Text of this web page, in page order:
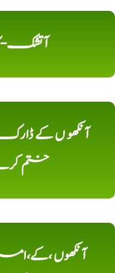
آتشک-
آنکھو ں کے
ختم
آنکھوں